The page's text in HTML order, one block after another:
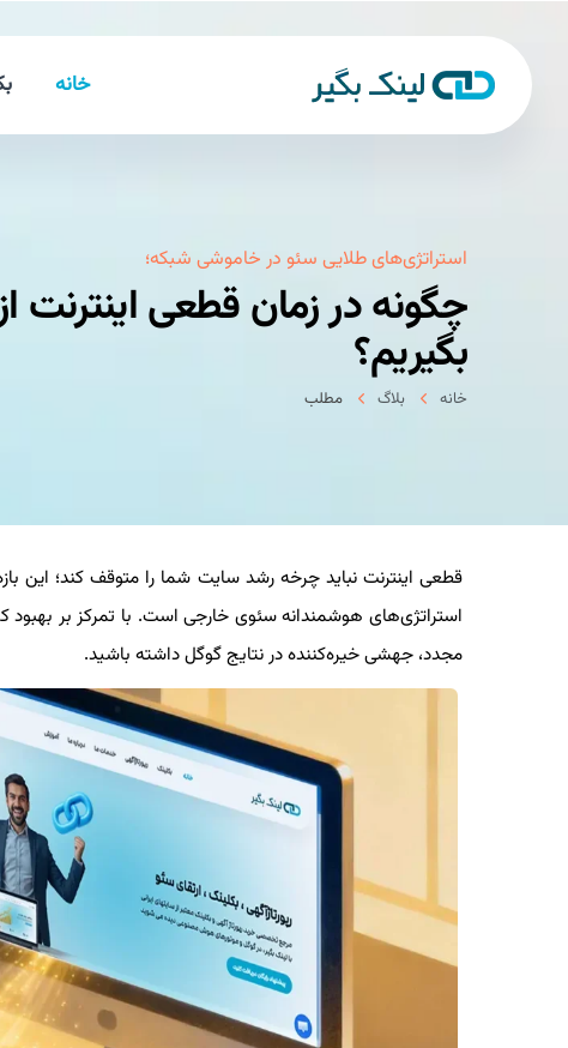
خانه
استراتژی‌های طلایی سئو در خاموشی شبکه؛
چگونه در زمان قطعی اینترنت
بگیریم؟
خانه بلاگ مطلب
قطعی اینترنت نباید چرخه رشد سایت شما را متوقف کند؛ این
استراتژی‌های هوشمندانه سئوی خارجی است. با تمرکز بر بهبود
مجدد، جهشی خیره‌کننده در نتایج گوگل داشته باشید.